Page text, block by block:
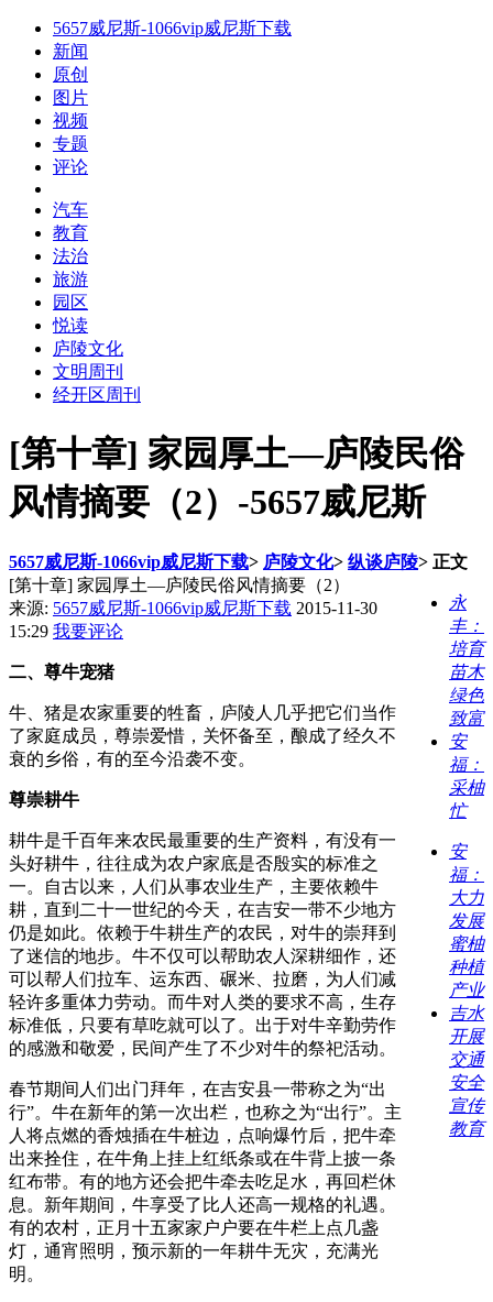
5657威尼斯-1066vip威尼斯下载
新闻
原创
图片
视频
专题
评论
汽车
教育
法治
旅游
园区
悦读
庐陵文化
文明周刊
经开区周刊
[第十章] 家园厚土—庐陵民俗
风情摘要（2）-5657威尼斯
5657威尼斯-1066vip威尼斯下载> 庐陵文化> 纵谈庐陵> 正文
[第十章] 家园厚土—庐陵民俗风情摘要（2）
来源: 5657威尼斯-1066vip威尼斯下载 2015-11-30
15:29 我要评论
二、尊牛宠猪
牛、猪是农家重要的牲畜，庐陵人几乎把它们当作
了家庭成员，尊崇爱惜，关怀备至，酿成了经久不
衰的乡俗，有的至今沿袭不变。
尊崇耕牛
耕牛是千百年来农民最重要的生产资料，有没有一
头好耕牛，往往成为农户家底是否殷实的标准之
一。自古以来，人们从事农业生产，主要依赖牛
耕，直到二十一世纪的今天，在吉安一带不少地方
仍是如此。依赖于牛耕生产的农民，对牛的崇拜到
了迷信的地步。牛不仅可以帮助农人深耕细作，还
可以帮人们拉车、运东西、碾米、拉磨，为人们减
轻许多重体力劳动。而牛对人类的要求不高，生存
标准低，只要有草吃就可以了。出于对牛辛勤劳作
的感激和敬爱，民间产生了不少对牛的祭祀活动。
春节期间人们出门拜年，在吉安县一带称之为“出
行”。牛在新年的第一次出栏，也称之为“出行”。主
人将点燃的香烛插在牛桩边，点响爆竹后，把牛牵
出来拴住，在牛角上挂上红纸条或在牛背上披一条
红布带。有的地方还会把牛牵去吃足水，再回栏休
息。新年期间，牛享受了比人还高一规格的礼遇。
有的农村，正月十五家家户户要在牛栏上点几盏
灯，通宵照明，预示新的一年耕牛无灾，充满光
明。
永
丰：
培育
苗木
绿色
致富
安
福：
采柚
忙
安
福：
大力
发展
蜜柚
种植
产业
吉水
开展
交通
安全
宣传
教育